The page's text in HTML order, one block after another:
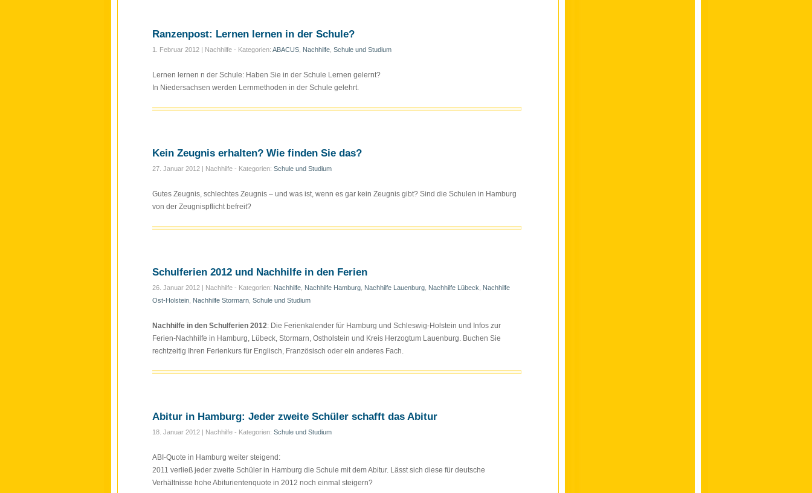
Ranzenpost: Lernen lernen in der Schule?
1. Februar 2012 | Nachhilfe - Kategorien: ABACUS Nachhilfe Schule und Studium
Lernen lernen n der Schule: Haben Sie in der Schule Lernen gelernt?
In Niedersachsen werden Lernmethoden in der Schule gelehrt.
Kein Zeugnis erhalten? Wie finden Sie das?
27. Januar 2012 | Nachhilfe - Kategorien: Schule und Studium
Gutes Zeugnis, schlechtes Zeugnis – und was ist, wenn es gar kein Zeugnis gibt? Sind die Schulen in Hamburg
von der Zeugnispflicht befreit?
Schulferien 2012 und Nachhilfe in den Ferien
26. Januar 2012 | Nachhilfe - Kategorien: Nachhilfe Nachhilfe Hamburg Nachhilfe Lauenburg Nachhilfe Lübeck
Nachhilfe
Ost-Holstein Nachhilfe Stormarn Schule und Studium
Nachhilfe in den Schulferien 2012: Die Ferienkalender für Hamburg und Schleswig-Holstein und Infos zur
Ferien-Nachhilfe in Hamburg, Lübeck, Stormarn, Ostholstein und Kreis Herzogtum Lauenburg. Buchen Sie
rechtzeitig Ihren Ferienkurs für Englisch, Französisch oder ein anderes Fach.
Abitur in Hamburg: Jeder zweite Schüler schafft das Abitur
18. Januar 2012 | Nachhilfe - Kategorien: Schule und Studium
ABI-Quote in Hamburg weiter steigend:
2011 verließ jeder zweite Schüler in Hamburg die Schule mit dem Abitur. Lässt sich diese für deutsche
Verhältnisse hohe Abiturientenquote in 2012 noch einmal steigern?